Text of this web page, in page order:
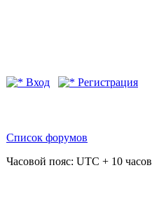
Вход
Регистрация
Список форумов
Часовой пояс: UTC + 10 часов